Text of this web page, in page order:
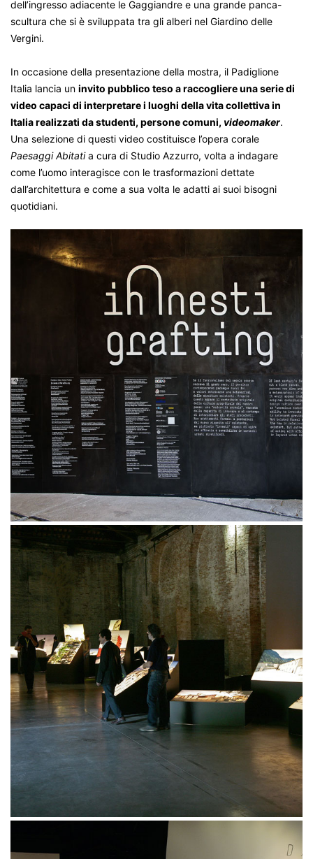
dell’ingresso adiacente le Gaggiandre e una grande panca-
scultura che si è sviluppata tra gli alberi nel Giardino delle
Vergini.
In occasione della presentazione della mostra, il Padiglione
Italia lancia un invito pubblico teso a raccogliere una serie di
video capaci di interpretare i luoghi della vita collettiva in
Italia realizzati da studenti, persone comuni, videomaker.
Una selezione di questi video costituisce l’opera corale
Paesaggi Abitatia cura di Studio Azzurro, volta a indagare
come l’uomo interagisce con le trasformazioni dettate
dall’architettura e come a sua volta le adatti ai suoi bisogni
quotidiani.